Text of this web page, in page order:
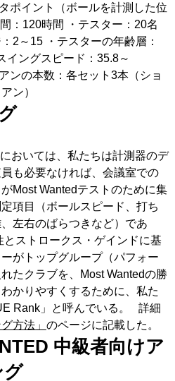
ポイント（ボールを計測した位
：120時間 ・テスター：20名
2～15 ・テスターの年齢層：
イングスピード：35.8～
ンの本数：各セット3本（ショ
ン）
おいては、私たちは計測器のデ
も必要なければ、会議室での
Most Wantedテストのために集
項目（ボールスピード、打ち
左右のばらつきなど）であ
ストロークス・ゲインドに基
がトップグループ（パフォー
たクラブを、Most Wantedの勝
かりやすくするために、私た
Rank」と呼んでいる。 詳細
方法」 のページに記載した。
中級者向けア
グ